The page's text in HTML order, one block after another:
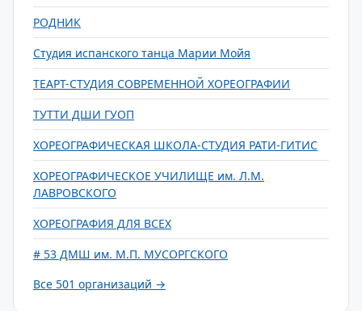
РОДНИК
Студия испанского танца Марии Мойя
ТЕАРТ-СТУДИЯ СОВРЕМЕННОЙ ХОРЕОГРАФИИ
ТУТТИ ДШИ ГУОП
ХОРЕОГРАФИЧЕСКАЯ ШКОЛА-СТУДИЯ РАТИ-ГИТИС
ХОРЕОГРАФИЧЕСКОЕ УЧИЛИЩЕ им. Л.М.
ЛАВРОВСКОГО
ХОРЕОГРАФИЯ ДЛЯ ВСЕХ
# 53 ДМШ им. М.П. МУСОРГСКОГО
Все 501 организаций →